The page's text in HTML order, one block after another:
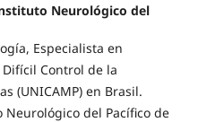
Neurológico del
Especialista en
Control de la
(UNICAMP) en Brasil.
del Pacífico de